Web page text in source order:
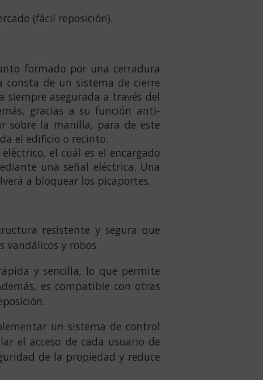
(fácil reposición).
formado por una cerradura
consta de un sistema de cierre
asegurada a través del
gracias a su función anti-
sobre la manilla, para de este
el edificio o recinto.
el cuál es el encargado
una se­ñal eléctrica. Una
a bloquear los picaportes.
resistente y segura que
vandálicos y robos.
y sencilla, lo que permite
es compatible con otras
un sistema de control
el acceso de cada usuario de
de la propiedad y reduce